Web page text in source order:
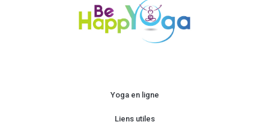
Yoga en ligne
Liens utiles